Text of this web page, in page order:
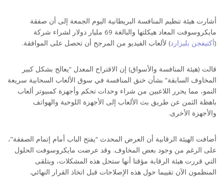
أشارت هيئة تنظيم المنافسة البريطانية اليوم الجمعة إلى أن صفقة
مايكروسوفت المعاد هيكلتها والبالغة 69 مليار دولار لشراء شركة
(أكتيفجن بليزارد) لألعاب الفيديو من المرجح أن تحصل على الموافقة.
قالت (هيئة المنافسة والأسواق) إن الاقتراح المعدل “يعالج بشكل كبير
المخاوف السابقة” بشأن خنق المنافسة في سوق الألعاب السحابية سريعة
النمو، مما يحرر اللاعبين من شراء وحدات تحكم وأجهزة كمبيوتر ألعاب
باهظة الثمن عن طريق بث الألعاب إلى الأجهزة اللوحية والهواتف
والأجهزة الأخرى.
أضافت الهيئة الرقابية أن العرض المحدث “يفتح الباب أمام إتمام الصفقة”،
على الرغم من وجود بعض المخاوف. وقد عرضت مايكروسوفت الحلول
التي قررت هيئة الرقابة مؤقتا أنها ستحل هذه المشكلات، ويتلقى
المنظمون الآن تقييما حول هذه الإصلاحات قبل اتخاذ القرار النهائي.